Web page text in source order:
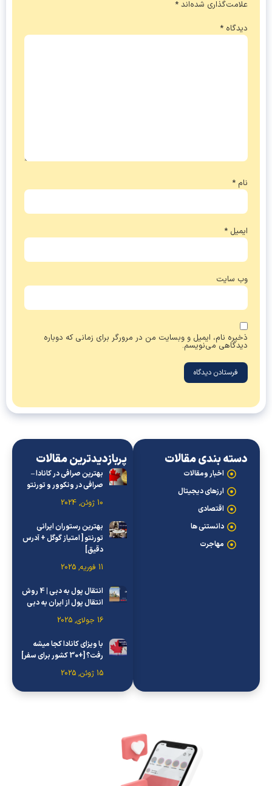
دسته بندی مقالات
اخبار ومقالات
ارزهای دیجیتال
اقتصادی
دانستنی ها
مهاجرت
پربازدیدترین مقالات
بهترین صرافی در کانادا –
صرافی در ونکوور و تورنتو
بهترین رستوران ایرانی
تورنتو [ امتیاز گوگل + آدرس
انتقال پول به دبی | 4 روش
انتقال پول از ایران به دبی
با ویزای کانادا کجا میشه
رفت؟ [+30 کشور برای سفر]
علامت‌گذاری شده‌اند*
دیدگاه*
*
وب‌ سایت
ذخیره نام، ایمیل و وبسایت من در مرورگر برای زمانی که دوباره
دیدگاهی می‌نویسم.